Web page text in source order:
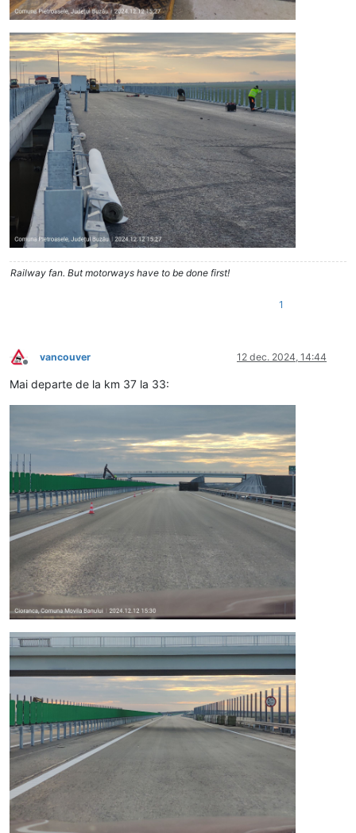
Railway fan. But motorways have to be done first!
1
Deconectat
vancouver 12 dec. 2024, 14:44
Mai departe de la km 37 la 33: